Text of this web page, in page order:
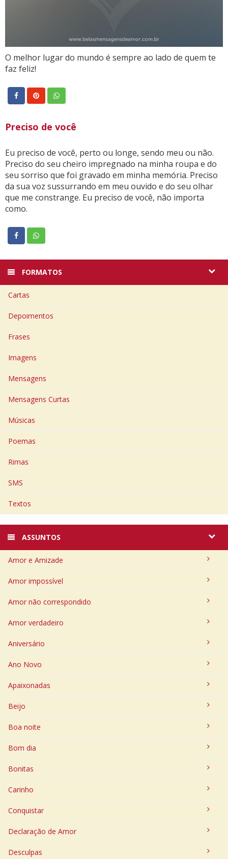
O melhor lugar do mundo é sempre ao lado de quem te
faz feliz!
Preciso de você
Eu preciso de você, perto ou longe, sendo meu ou não.
Preciso do seu cheiro impregnado na minha roupa e do
seu sorriso que foi gravado em minha memória. Preciso
da sua voz sussurrando em meu ouvido e do seu olhar
que me constrange. Eu preciso de você, não importa
como.
FORMATOS
Cartas
Depoimentos
Frases
Imagens
Mensagens
Mensagens Curtas
Músicas
Poemas
Rimas
SMS
Textos
ASSUNTOS
Amor e Amizade
Amor impossível
Amor não correspondido
Amor verdadeiro
Aniversário
Ano Novo
Apaixonadas
Beijo
Boa noite
Bom dia
Bonitas
Carinho
Conquistar
Declaração de Amor
Desculpas